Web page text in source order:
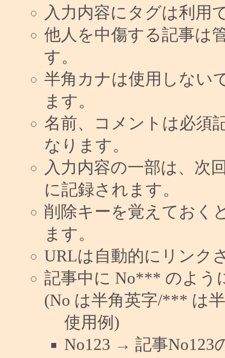
入力内容にタグは利用
他人を中傷する記事は
す。
半角カナは使用しない
ます。
名前、コメントは必須
なります。
入力内容の一部は、次
に記録されます。
削除キーを覚えておく
ます。
URLは自動的にリンク
記事中に No*** のよう
(No は半角英字/*** は
使用例)
No123 → 記事No123